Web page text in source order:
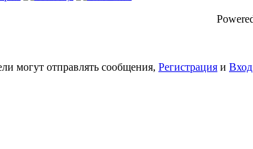
могут отправлять сообщения, Регистрация и Вход